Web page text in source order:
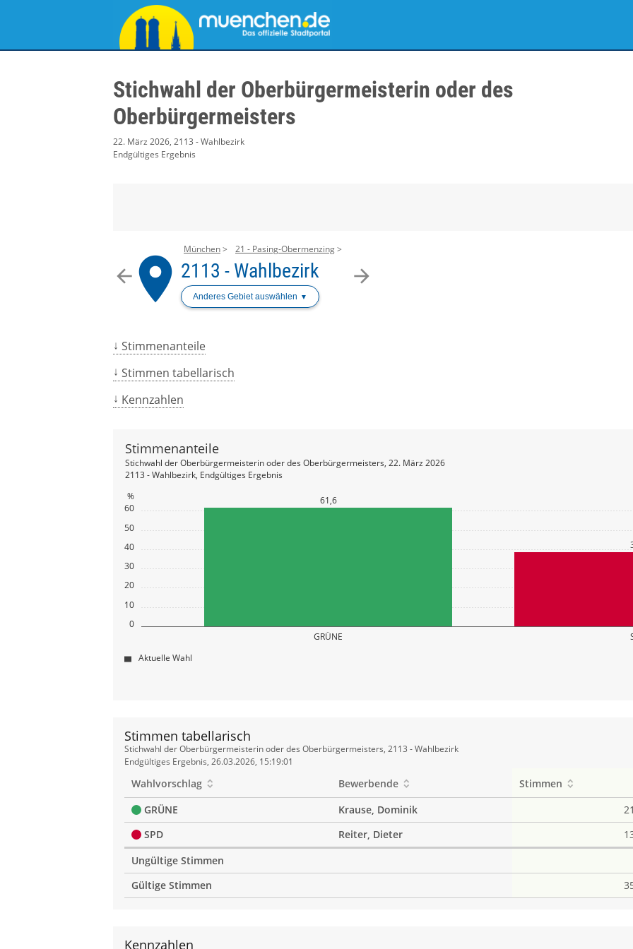
Stichwahl der Oberbürgermeisterin oder des
Oberbürgermeisters
22. März 2026, 2113 - Wahlbezirk
Endgültiges Ergebnis
arrow_back arrow_forward
place
München 21 - Pasing-Obermenzing
2113 - Wahlbezirk
Anderes Gebiet auswählen
Stimmenanteile
Stimmen tabellarisch
Kennzahlen
0
10
20
30
40
50
60
%
GRÜNE
61,6
Stimmenanteile
Stichwahl der Oberbürgermeisterin oder des Oberbürgermeisters, 22. März 2026
2113 - Wahlbezirk, Endgültiges Ergebnis
Aktuelle Wahl
Stimmen tabellarisch
Stimmen
tabellarisch
Stichwahl der Oberbürgermeisterin oder des Oberbürgermeisters, 2113 - Wahlbezirk
Endgültiges Ergebnis, 26.03.2026, 15:19:01
Wahlvorschlag Bewerbende Stimmen
GRÜNE
Krause, Dominik
SPD
Reiter, Dieter
Ungültige Stimmen
Gültige Stimmen
Kennzahlen